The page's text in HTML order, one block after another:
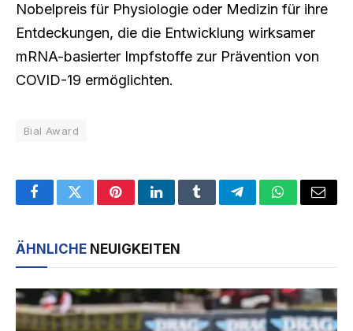
Nobelpreis für Physiologie oder Medizin für ihre
Entdeckungen, die die Entwicklung wirksamer
mRNA-basierter Impfstoffe zur Prävention von
COVID-19 ermöglichten.
Bial Award
FacebookTwitterPinterestLinkedInTumblrTelegramWhatsApp
Email
ÄHNLICHE NEUIGKEITEN